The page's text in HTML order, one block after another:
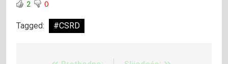
2 0
Tagged: #CSRD